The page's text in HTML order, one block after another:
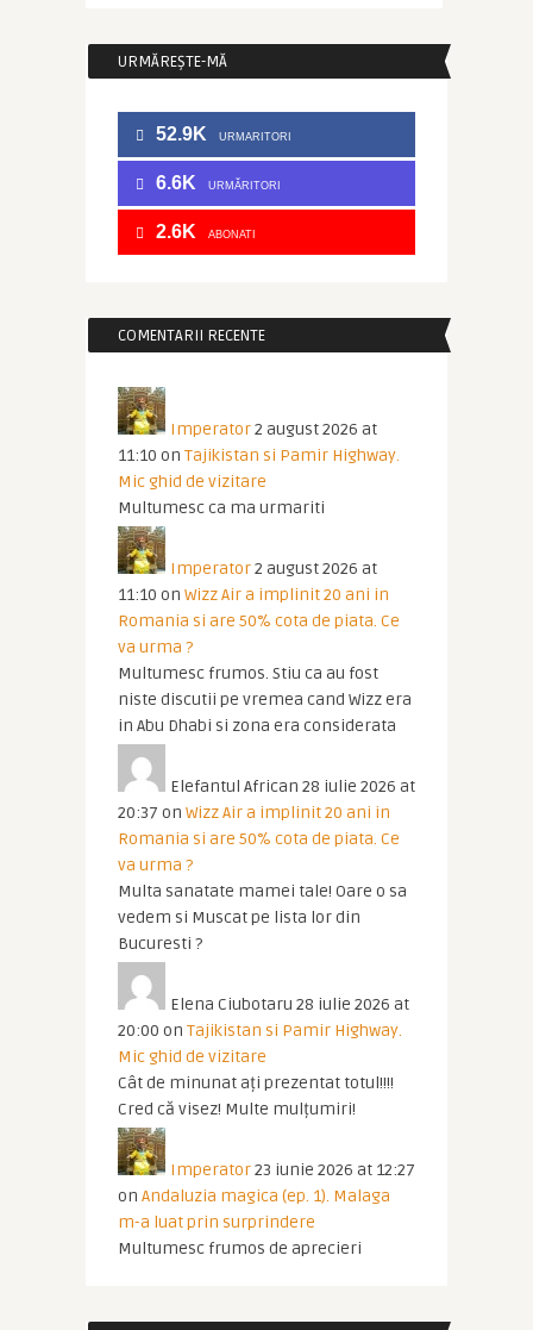
URMĂREȘTE-MĂ
52.9K URMARITORI
6.6K URMĂRITORI
2.6K ABONATI
COMENTARII RECENTE
Imperator2 august 2026 at
11:10 on Tajikistan si Pamir Highway.
Mic ghid de vizitare
Multumesc ca ma urmariti
Imperator2 august 2026 at
11:10 on Wizz Air a implinit 20 ani in
Romania si are 50% cota de piata. Ce
va urma ?
Multumesc frumos. Stiu ca au fost
niste discutii pe vremea cand Wizz era
in Abu Dhabi si zona era considerata
Elefantul African 28 iulie 2026 at
20:37 on Wizz Air a implinit 20 ani in
Romania si are 50% cota de piata. Ce
va urma ?
Multa sanatate mamei tale! Oare o sa
vedem si Muscat pe lista lor din
Bucuresti ?
Elena Ciubotaru 28 iulie 2026 at
20:00 on Tajikistan si Pamir Highway.
Mic ghid de vizitare
Cât de minunat ați prezentat totul!!!!
Cred că visez! Multe mulțumiri!
Imperator23 iunie 2026 at 12:27
on Andaluzia magica (ep. 1). Malaga
m-a luat prin surprindere
Multumesc frumos de aprecieri